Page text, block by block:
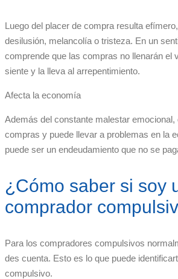
Luego del placer de compra resulta
desilusión, melancolía o tristeza. En un
comprende que las compras no llenarán el
siente y la lleva al arrepentimiento.
Afecta la economía
Además del constante malestar
compras y puede llevar a problemas en la
puede ser un endeudamiento que no se
¿Cómo saber si soy
comprador
Para los compradores compulsivos
des cuenta. Esto es lo que puede
compulsivo.